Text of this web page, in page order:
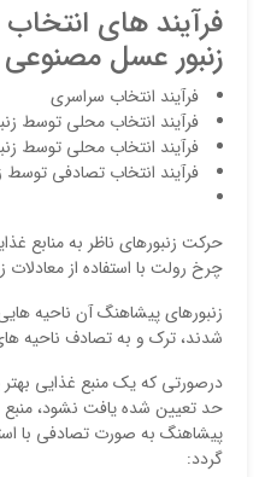
فرآیند های انتخاب
زنبور عسل مصنوعی
فرآیند انتخاب سراسری
فرآیند انتخاب محلی توسط
فرآیند انتخاب محلی توسط
فرآیند انتخاب تصادفی توسط
حرکت زنبورهای ناظر به منابع
چرخ رولت با استفاده از
زنبورهای پیشاهنگ آن ناحیه
شدند، ترک و به تصادف ناحیه
درصورتی که یک منبع غذایی
حد تعیین شده یافت نشود،
پیشاهنگ به صورت تصادفی با
گردد: